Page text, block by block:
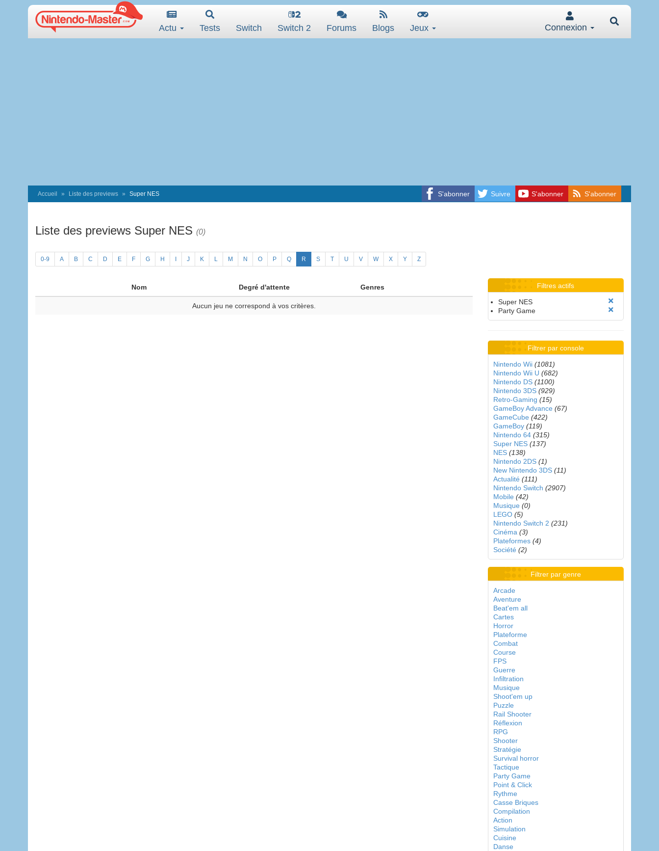
Actu Tests Switch Switch 2 Forums Blogs Jeux Connexion
S'abonner Suivre S'abonner S'abonner
Accueil Liste des previews Super NES
Liste des previews Super NES (0)
0-9 A B C D E F G H J K L M N O P Q R S T U V W X Y Z
Nom Degré d'attente Genres
Aucun jeu ne correspond à vos critères.
Filtres actifs
Super NES
Party Game
Filtrer par console
Nintendo Wii (1081)
Nintendo Wii U (682)
Nintendo DS (1100)
Nintendo 3DS (929)
Retro-Gaming (15)
GameBoy Advance (67)
GameCube (422)
GameBoy (119)
Nintendo 64 (315)
Super NES (137)
NES (138)
Nintendo 2DS (1)
New Nintendo 3DS (11)
Actualité (111)
Nintendo Switch (2907)
Mobile (42)
Musique (0)
LEGO (5)
Nintendo Switch 2 (231)
Cinéma (3)
Plateformes (4)
Société (2)
Filtrer par genre
Arcade
Aventure
Beat'em all
Cartes
Horror
Plateforme
Combat
Course
FPS
Guerre
Infiltration
Musique
Shoot'em up
Puzzle
Rail Shooter
Réflexion
RPG
Shooter
Stratégie
Survival horror
Tactique
Party Game
Point & Click
Rythme
Casse Briques
Compilation
Action
Simulation
Cuisine
Danse